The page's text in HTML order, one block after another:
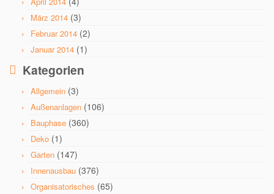
März 2014 (3)
Februar 2014 (2)
Januar 2014 (1)
Kategorien
Allgemein (3)
Außenanlagen (106)
Bauphase (360)
Deko (1)
Garten (147)
Innenausbau (376)
Organisatorisches (65)